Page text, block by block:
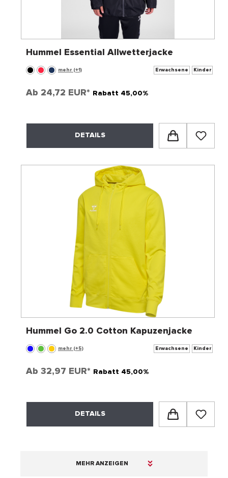
Hummel Essential Allwetterjacke
mehr (+1) Erwachsene Kinder
Ab 24,72 EUR* Rabatt 45,00%
DETAILS
Hummel Go 2.0 Cotton Kapuzenjacke
mehr (+5) Erwachsene Kinder
Ab 32,97 EUR* Rabatt 45,00%
DETAILS
MEHR ANZEIGEN